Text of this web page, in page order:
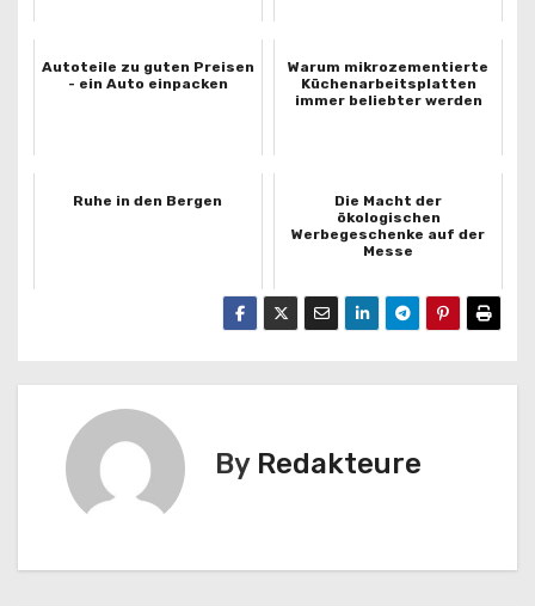
Autoteile zu guten Preisen
- ein Auto einpacken
Warum mikrozementierte
Küchenarbeitsplatten
immer beliebter werden
Ruhe in den Bergen
Die Macht der
ökologischen
Werbegeschenke auf der
Messe
By Redakteure